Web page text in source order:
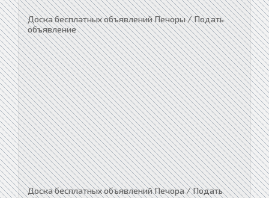
Доска бесплатных объявлений Печоры / Подать
объявление
Доска бесплатных объявлений Печора / Подать